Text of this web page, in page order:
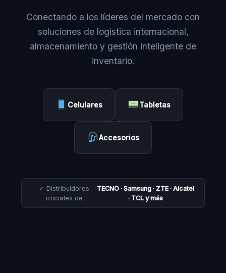
Conectando a los líderes del mercado con
soluciones de logística internacional,
almacenamiento y gestión inteligente de
inventario.
Celulares Tabletas
Accesorios
✓ Distribuidores
oficiales de
TECNO · Samsung · ZTE · Alcatel
· TCL y más